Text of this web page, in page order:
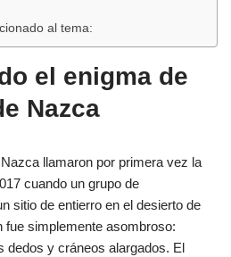
al tema:
el enigma de
Nazca
llamaron por primera vez la
cuando un grupo de
sitio de entierro en el desierto de
fue simplemente asombroso:
dedos y cráneos alargados. El